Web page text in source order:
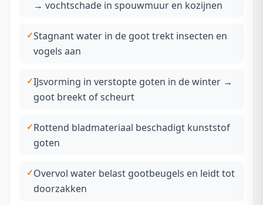
→ vochtschade in spouwmuur en kozijnen
Stagnant water in de goot trekt insecten en
vogels aan
IJsvorming in verstopte goten in de winter →
goot breekt of scheurt
Rottend bladmateriaal beschadigt kunststof
goten
Overvol water belast gootbeugels en leidt tot
doorzakken